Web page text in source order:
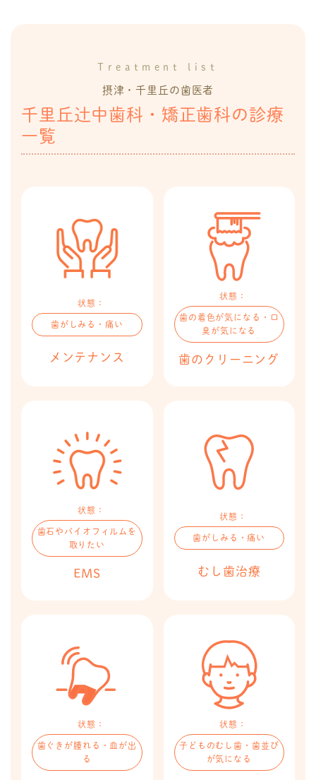
Treatment list
摂津・千里丘の歯医者
千里丘辻中歯科・矯正歯科の診療
一覧
状態：
歯がしみる・痛い
メンテナンス​​
状態：
歯の着色が気になる・口
臭が気になる
歯のクリーニング​​
状態：
歯石やバイオフィルムを
取りたい
EMS​​
状態：
歯がしみる・痛い
むし歯治療​
状態：
歯ぐきが腫れる・血が出
る
状態：
子どものむし歯・歯並び
が気になる